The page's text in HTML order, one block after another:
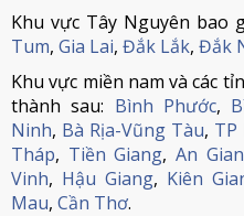
Khu vực Tây Nguyên bao
Tum, Gia Lai, Đắk Lắk, Đắk
Khu vực miền nam và các
thành sau: Bình Phước,
Ninh, Bà Rịa-Vũng Tàu, TP
Tháp, Tiền Giang,An
Vinh, Hậu Giang, Kiên
Mau, Cần Thơ.